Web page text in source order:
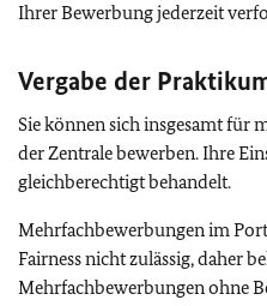
Ihrer Bewerbung jederzeit
Vergabe der
Sie können sich insgesamt für
der Zentrale bewerben. Ihre
gleichberechtigt behandelt.
Mehrfachbewerbungen im
Fairness nicht zulässig, daher
Mehrfachbewerbungen ohne